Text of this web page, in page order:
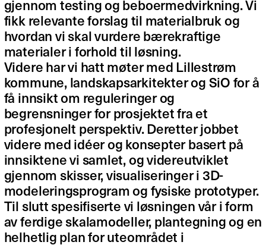
gjennom testing og beboermedvirkning. Vi
fikk relevante forslag til materialbruk og
hvordan vi skal vurdere bærekraftige
materialer i forhold til løsning.
Videre har vi hatt møter med Lillestrøm
kommune, landskapsarkitekter og SiO for å
få innsikt om reguleringer og
begrensninger for prosjektet fra et
profesjonelt perspektiv. Deretter jobbet
videre med idéer og konsepter basert på
innsiktene vi samlet, og videreutviklet
gjennom skisser, visualiseringer i 3D-
modeleringsprogram og fysiske prototyper.
Til slutt spesifiserte vi løsningen vår i form
av ferdige skalamodeller, plantegning og en
helhetlig plan for uteområdet i